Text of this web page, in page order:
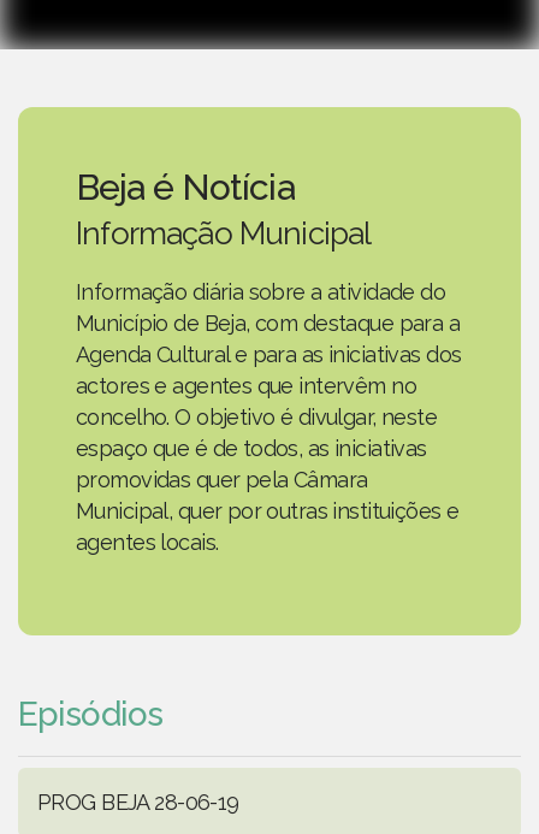
Beja é Notícia
Informação Municipal
Informação diária sobre a atividade do
Município de Beja, com destaque para a
Agenda Cultural e para as iniciativas dos
actores e agentes que intervêm no
concelho. O objetivo é divulgar, neste
espaço que é de todos, as iniciativas
promovidas quer pela Câmara
Municipal, quer por outras instituições e
agentes locais.
Episódios
PROG BEJA 28-06-19